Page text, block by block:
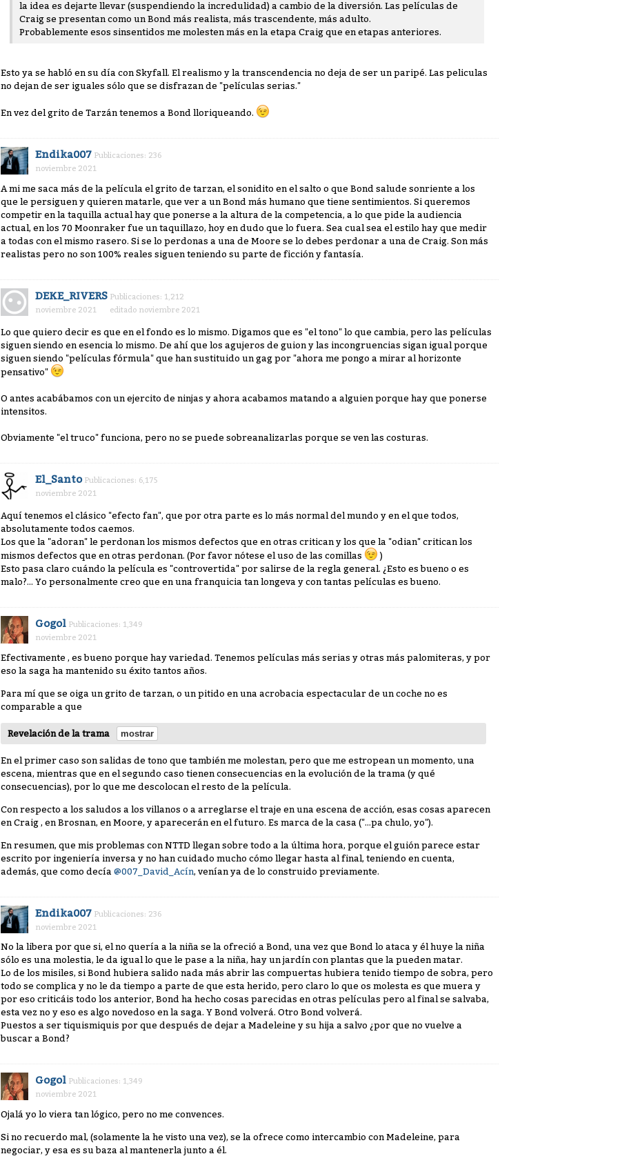
la idea es dejarte llevar (suspendiendo la incredulidad) a cambio de la diversión. Las películas de
Craig se presentan como un Bond más realista, más trascendente, más adulto.
Probablemente esos sinsentidos me molesten más en la etapa Craig que en etapas anteriores.
Esto ya se habló en su día con Skyfall. El realismo y la transcendencia no deja de ser un paripé. Las peliculas
no dejan de ser iguales sólo que se disfrazan de "películas serias."
En vez del grito de Tarzán tenemos a Bond lloriqueando.
Endika007 Publicaciones: 236
noviembre 2021
A mi me saca más de la película el grito de tarzan, el sonidito en el salto o que Bond salude sonriente a los
que le persiguen y quieren matarle, que ver a un Bond más humano que tiene sentimientos. Si queremos
competir en la taquilla actual hay que ponerse a la altura de la competencia, a lo que pide la audiencia
actual, en los 70 Moonraker fue un taquillazo, hoy en dudo que lo fuera. Sea cual sea el estilo hay que medir
a todas con el mismo rasero. Si se lo perdonas a una de Moore se lo debes perdonar a una de Craig. Son más
realistas pero no son 100% reales siguen teniendo su parte de ficción y fantasía.
DEKE_RIVERS Publicaciones: 1,212
noviembre 2021
editado noviembre 2021
Lo que quiero decir es que en el fondo es lo mismo. Digamos que es "el tono" lo que cambia, pero las películas
siguen siendo en esencia lo mismo. De ahí que los agujeros de guion y las incongruencias sigan igual porque
siguen siendo "películas fórmula" que han sustituido un gag por "ahora me pongo a mirar al horizonte
pensativo"
O antes acabábamos con un ejercito de ninjas y ahora acabamos matando a alguien porque hay que ponerse
intensitos.
Obviamente "el truco" funciona, pero no se puede sobreanalizarlas porque se ven las costuras.
El_Santo Publicaciones: 6,175
noviembre 2021
Aquí tenemos el clásico "efecto fan", que por otra parte es lo más normal del mundo y en el que todos,
absolutamente todos caemos.
Los que la "adoran" le perdonan los mismos defectos que en otras critican y los que la "odian" critican los
mismos defectos que en otras perdonan. (Por favor nótese el uso de las comillas
)
Esto pasa claro cuándo la película es "controvertida" por salirse de la regla general. ¿Esto es bueno o es
malo?... Yo personalmente creo que en una franquicia tan longeva y con tantas películas es bueno.
Gogol Publicaciones: 1,349
noviembre 2021
Efectivamente , es bueno porque hay variedad. Tenemos películas más serias y otras más palomiteras, y por
eso la saga ha mantenido su éxito tantos años.
Para mí que se oiga un grito de tarzan, o un pitido en una acrobacia espectacular de un coche no es
comparable a que
Revelación de la trama
En el primer caso son salidas de tono que también me molestan, pero que me estropean un momento, una
escena, mientras que en el segundo caso tienen consecuencias en la evolución de la trama (y qué
consecuencias), por lo que me descolocan el resto de la película.
Con respecto a los saludos a los villanos o a arreglarse el traje en una escena de acción, esas cosas aparecen
en Craig , en Brosnan, en Moore, y aparecerán en el futuro. Es marca de la casa ("...pa chulo, yo").
En resumen, que mis problemas con NTTD llegan sobre todo a la última hora, porque el guión parece estar
escrito por ingeniería inversa y no han cuidado mucho cómo llegar hasta al final, teniendo en cuenta,
además, que como decía @007_David_Acín, venían ya de lo construido previamente.
Endika007 Publicaciones: 236
noviembre 2021
No la libera por que si, el no quería a la niña se la ofreció a Bond, una vez que Bond lo ataca y él huye la niña
sólo es una molestia, le da igual lo que le pase a la niña, hay un jardín con plantas que la pueden matar.
Lo de los misiles, si Bond hubiera salido nada más abrir las compuertas hubiera tenido tiempo de sobra, pero
todo se complica y no le da tiempo a parte de que esta herido, pero claro lo que os molesta es que muera y
por eso criticáis todo los anterior, Bond ha hecho cosas parecidas en otras películas pero al final se salvaba,
esta vez no y eso es algo novedoso en la saga. Y Bond volverá. Otro Bond volverá.
Puestos a ser tiquismiquis por que después de dejar a Madeleine y su hija a salvo ¿por que no vuelve a
buscar a Bond?
Gogol Publicaciones: 1,349
noviembre 2021
Ojalá yo lo viera tan lógico, pero no me convences.
Si no recuerdo mal, (solamente la he visto una vez), se la ofrece como intercambio con Madeleine, para
negociar, y esa es su baza al mantenerla junto a él.